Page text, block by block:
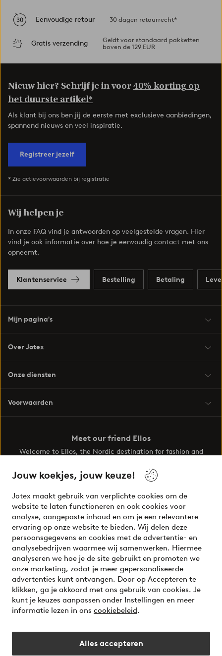
Jouw koekjes, jouw keuze!
Jotex maakt gebruik van verplichte cookies om de
website te laten functioneren en ook cookies voor
analyse, aangepaste inhoud en om je een relevantere
ervaring op onze website te bieden. Wij delen deze
persoonsgegevens en cookies met de advertentie- en
analysebedrijven waarmee wij samenwerken. Hiermee
analyseren we hoe je de site gebruikt en promoten we
onze marketing, zodat je meer gepersonaliseerde
advertenties kunt ontvangen. Door op Accepteren te
klikken, ga je akkoord met ons gebruik van cookies. Je
kunt je keuzes aanpassen onder Instellingen en meer
informatie lezen in ons cookiebeleid.
Alles accepteren
Eenvoudige retour 30 dagen retourrecht*
Gratis verzending
Geldt voor standaard pakketten
boven de 129 EUR
Nieuw hier? Schrijf je in voor40% korting op
het duurste artikel*
Als klant bij ons ben jij de eerste met exclusieve aanbiedingen,
spannend nieuws en veel inspiratie.
Registreer jezelf
* Zie actievoorwaarden bij registratie
Wij helpen je
In onze FAQ vind je antwoorden op veelgestelde vragen. Hier
vind je ook informatie over hoe je eenvoudig contact met ons
opneemt.
Klantenservice Bestelling Betaling
Mijn pagina's
Over Jotex
Onze diensten
Voorwaarden
Meet our friend Ellos
Welcome to Ellos, the Nordic destination for fashion and
your wardrobe. Your next inspiring look is here!
Visit Ellos
Veilig betalen - Nu betalen of opsplitsen
Wil je meer weten over onze betaalopties?